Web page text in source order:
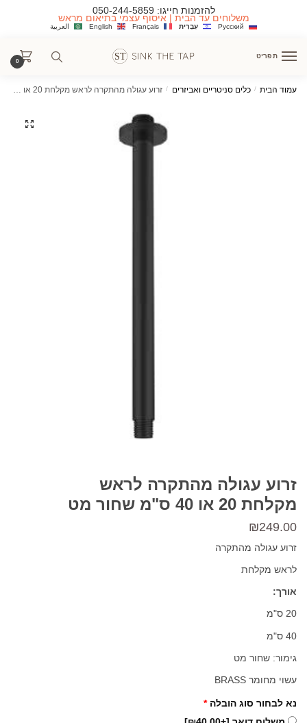
להזמנות חייגו: 050-244-5859
משלוחים עד הבית | איסוף עצמי בתיאום מראש
العربية English Français עִבְרִית Русский
תפריט
0
עמוד הבית / כלים סניטריים ואביזרים / זרוע עגולה מהתקרה לראש מקלחת 20 או 40 ס"מ שחור מט
זרוע עגולה מהתקרה לראש
מקלחת 20 או 40 ס"מ שחור מט
₪249.00
זרוע עגולה מהתקרה
לראש מקלחת
אורך:
20 ס"מ
40 ס"מ
גימור: שחור מט
עשוי מחומר BRASS
נא לבחור סוג הובלה *